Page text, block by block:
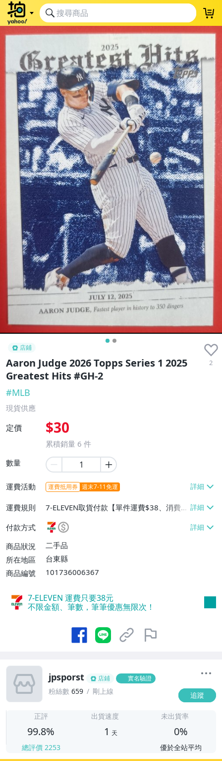
店鋪
Aaron Judge 2026 Topps Series 1 2025
Greatest Hits #GH-2
2
#MLB
現貨供應
定價 $30
累積銷量 6 件
數量
運費活動 運費抵用券 週末7-11免運
運費規則
7-ELEVEN取貨付款【單件運費$38、消費滿
【單件運費$38、消費滿$5000免運費】、
郵局掛號【單件運費$50、消費滿$5000免
運費】
付款方式
商品狀況
二手品
所在地區
台東縣
商品編號
101736006367
7-ELEVEN 運費只要38元
不限金額、筆數，筆筆優惠無限次！
jpsporst 店鋪 實名驗證
粉絲數 659 剛上線 追蹤
正評
99.8%
總評價 2253
出貨速度
1 天
未出貨率
0%
優於全站平均